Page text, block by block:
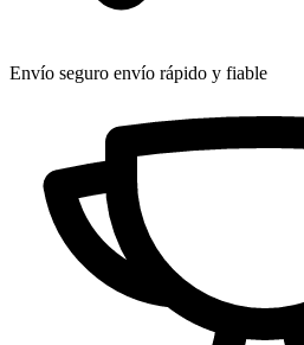
Envío seguro envío rápido y fiable